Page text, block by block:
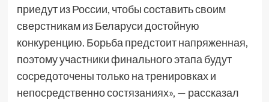
приедут из России, чтобы составить своим
сверстникам из Беларуси достойную
конкуренцию. Борьба предстоит напряженная,
поэтому участники финального этапа будут
сосредоточены только на тренировках и
непосредственно состязаниях», — рассказал